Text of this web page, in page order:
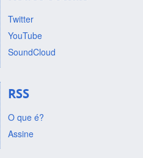
Twitter
YouTube
SoundCloud
RSS
O que é?
Assine